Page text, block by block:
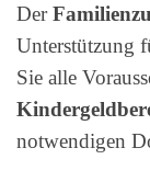
Der
Unterstützung
Sie alle
notwendigen